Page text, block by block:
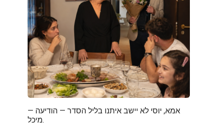
— אמא, יוסי לא יישב איתנו בליל הסדר — הודיעה
מיכל.